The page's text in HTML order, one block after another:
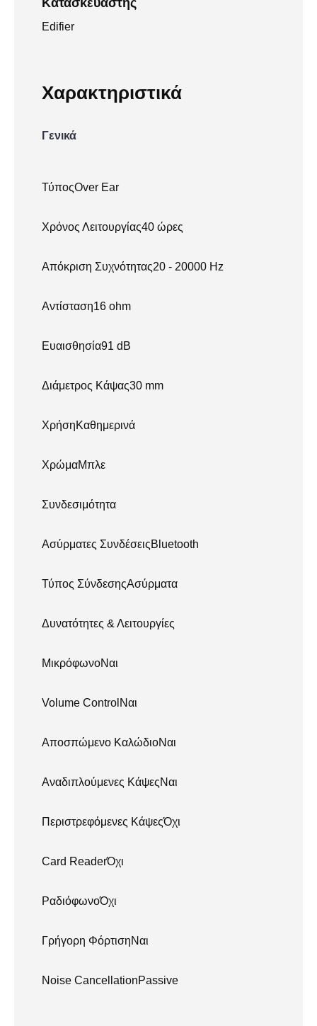
Edifier
Χαρακτηριστικά
Γενικά
ΤύποςOver Ear
Χρόνος Λειτουργίας40 ώρες
Απόκριση Συχνότητας20 - 20000 Hz
Αντίσταση16 ohm
Ευαισθησία91 dB
Διάμετρος Κάψας30 mm
ΧρήσηΚαθημερινά
ΧρώμαΜπλε
Συνδεσιμότητα
Ασύρματες ΣυνδέσειςBluetooth
Τύπος ΣύνδεσηςΑσύρματα
Δυνατότητες & Λειτουργίες
ΜικρόφωνοΝαι
Volume ControlΝαι
Αποσπώμενο ΚαλώδιοΝαι
Αναδιπλούμενες ΚάψεςΝαι
Περιστρεφόμενες ΚάψεςΌχι
Card ReaderΌχι
ΡαδιόφωνοΌχι
Γρήγορη ΦόρτισηΝαι
Noise CancellationPassive